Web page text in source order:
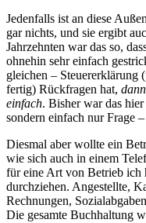
Jedenfalls ist an diese
gar nichts, und sie ergibt
Jahrzehnten war das so,
ohnehin sehr einfach
gleichen – Steuererklärung
fertig) Rückfragen hat,
einfach. Bisher war das
sondern einfach nur Frage
Diesmal aber wollte ein
wie sich auch in einem
für eine Art von Betrieb ich
durchziehen. Angestellte,
Rechnungen,
Die gesamte Buchhaltung